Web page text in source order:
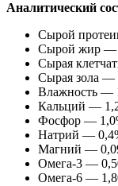
Аналитический
Сырой
Сырой жир —
Сырая
Сырая зола —
Влажность —
Кальций —
Фосфор —
Натрий —
Магний —
Омега-3 —
Омега-6 —